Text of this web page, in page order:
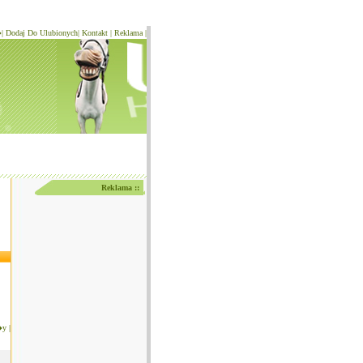
| Dodaj Do Ulubionych| Kontakt | Reklama |
|
Reklama ::